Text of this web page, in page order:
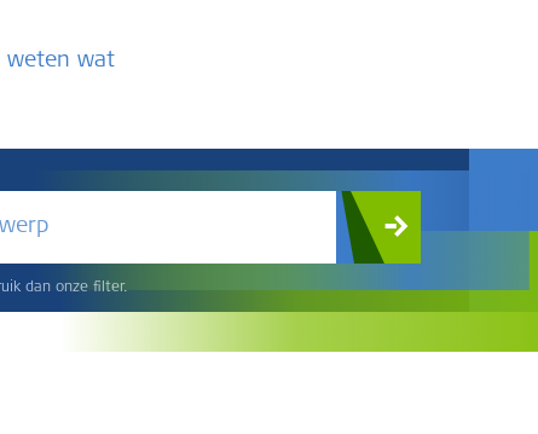
weten wat
dan onze filter.